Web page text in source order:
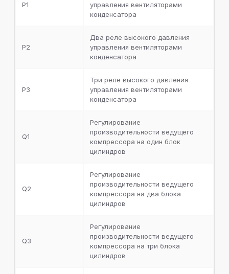
P1
управления вентиляторами
конденсатора
P2
Два реле высокого давления
управления вентиляторами
конденсатора
P3
Три реле высокого давления
управления вентиляторами
конденсатора
Q1
Регулирование
производительности ведущего
компрессора на один блок
цилиндров
Q2
Регулирование
производительности ведущего
компрессора на два блока
цилиндров
Q3
Регулирование
производительности ведущего
компрессора на три блока
цилиндров